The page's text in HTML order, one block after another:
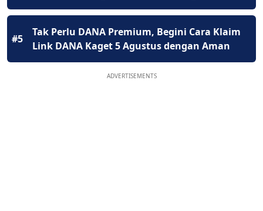
#5
Tak Perlu DANA Premium, Begini Cara Klaim
Link DANA Kaget 5 Agustus dengan Aman
ADVERTISEMENTS